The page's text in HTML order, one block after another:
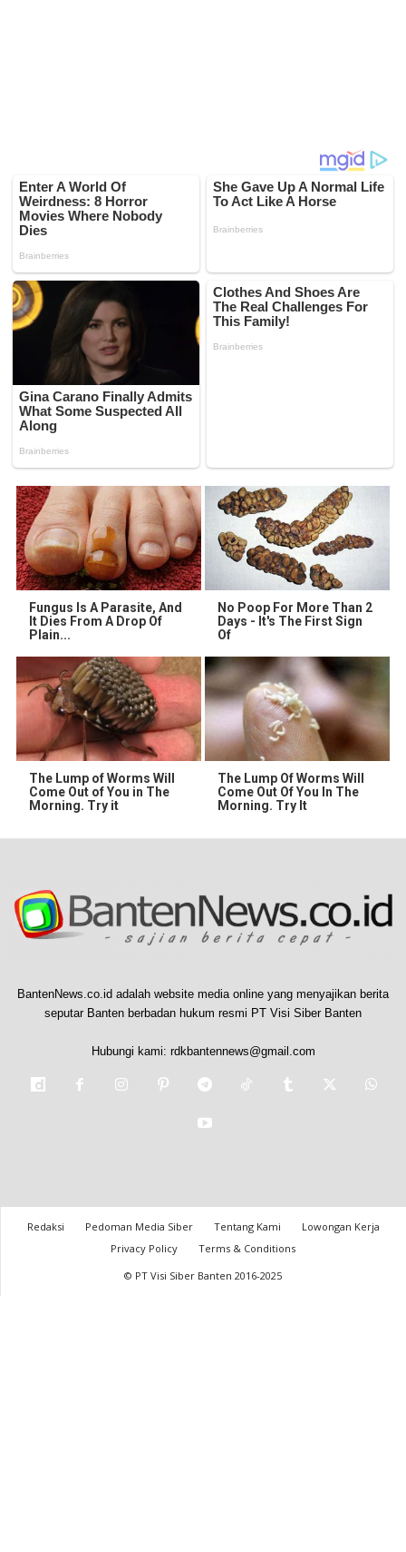
Fungus Is A Parasite, And
It Dies From A Drop Of
Plain...
No Poop For More Than 2
Days - It's The First Sign
Of
The Lump of Worms Will
Come Out of You in The
Morning. Try it
The Lump Of Worms Will
Come Out Of You In The
Morning. Try It
BantenNews.co.id adalah website media online yang menyajikan berita
seputar Banten berbadan hukum resmi PT Visi Siber Banten
Hubungi kami: rdkbantennews@gmail.com
Redaksi Pedoman Media Siber Tentang Kami
Lowongan Kerja
Privacy Policy
Terms & Conditions
© PT Visi Siber Banten 2016-2025